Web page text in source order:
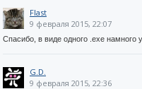
Flast
9 февраля 2015, 22:07
Спасибо, в виде одного .exe намного
G.D.
9 февраля 2015, 22:36